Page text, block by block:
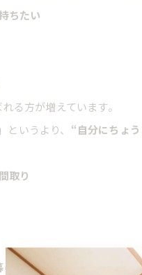
ちたい
る方が増えています。
いうより、 “自分にちょ
取り
すため”
の家づくりをさ